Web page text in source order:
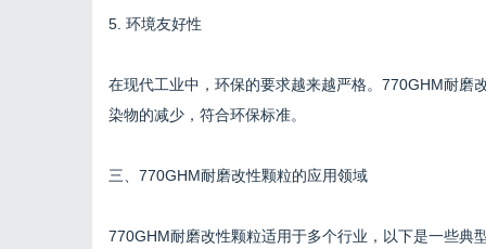
5. 环境友好性
在现代工业中，环保的要求越来越严格。770GHM耐磨
染物的减少，符合环保标准。
三、770GHM耐磨改性颗粒的应用领域
770GHM耐磨改性颗粒适用于多个行业，以下是一些典